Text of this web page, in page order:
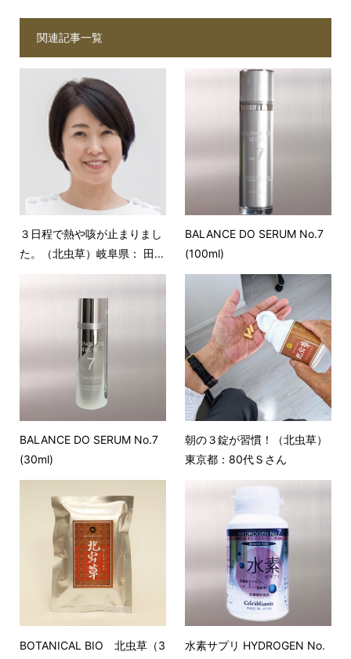
関連記事一覧
３日程で熱や咳が止まりまし
た。（北虫草）岐阜県： 田...
BALANCE DO SERUM No.7
(100ml)
BALANCE DO SERUM No.7
(30ml)
朝の３錠が習慣！（北虫草）
東京都：80代Ｓさん
BOTANICAL BIO 北虫草（3
水素サプリ HYDROGEN No.